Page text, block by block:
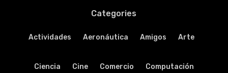
Categories
Actividades Aeronáutica Amigos Arte
Ciencia Cine Comercio Computación